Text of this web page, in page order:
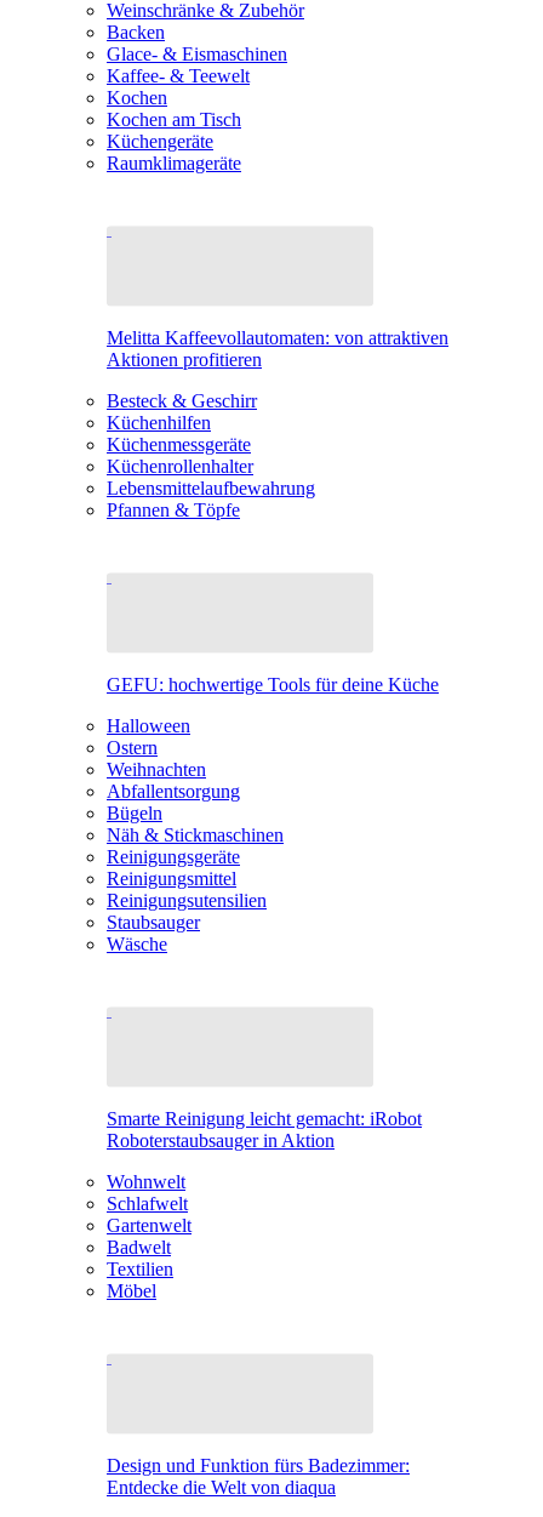
Weinschränke & Zubehör
Backen
Glace- & Eismaschinen
Kaffee- & Teewelt
Kochen
Kochen am Tisch
Küchengeräte
Raumklimageräte
Melitta Kaffeevollautomaten: von attraktiven
Aktionen profitieren
Besteck & Geschirr
Küchenhilfen
Küchenmessgeräte
Küchenrollenhalter
Lebensmittelaufbewahrung
Pfannen & Töpfe
GEFU: hochwertige Tools für deine Küche
Halloween
Ostern
Weihnachten
Abfallentsorgung
Bügeln
Näh & Stickmaschinen
Reinigungsgeräte
Reinigungsmittel
Reinigungsutensilien
Staubsauger
Wäsche
Smarte Reinigung leicht gemacht: iRobot
Roboterstaubsauger in Aktion
Wohnwelt
Schlafwelt
Gartenwelt
Badwelt
Textilien
Möbel
Design und Funktion fürs Badezimmer:
Entdecke die Welt von diaqua